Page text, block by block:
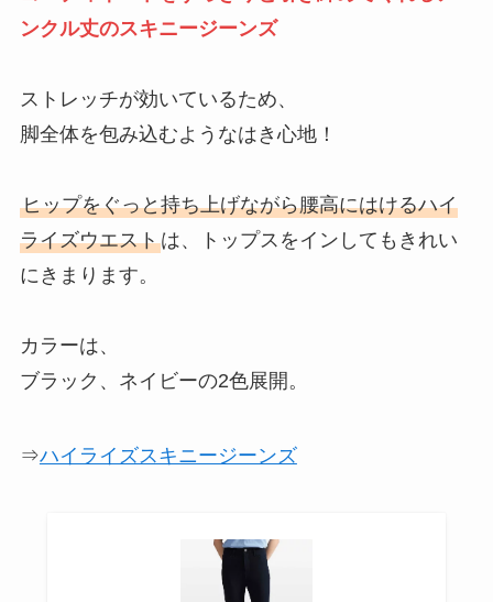
ンクル丈のスキニージーンズ
ストレッチが効いているため、
脚全体を包み込むようなはき心地！
ヒップをぐっと持ち上げながら腰高にはけるハイ
ライズウエストは、トップスをインしてもきれい
にきまります。
カラーは、
ブラック、ネイビーの2色展開。
⇒ハイライズスキニージーンズ